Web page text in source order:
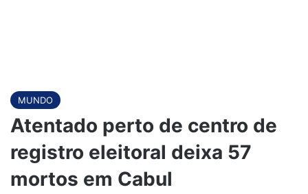
MUNDO
Atentado perto de centro de
registro eleitoral deixa 57
mortos em Cabul